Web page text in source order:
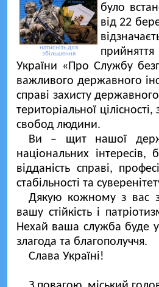
натисніть для
збільшення
було
від 22
України «Про Службу
важливого державного
справі захисту
територіальної
свобод людини.
Ви – щит нашої
національних
відданість справі,
стабільності та
Дякую кожному з вас
вашу стійкість і
Нехай ваша служба буде
злагода та благополуччя.
Слава Україні!